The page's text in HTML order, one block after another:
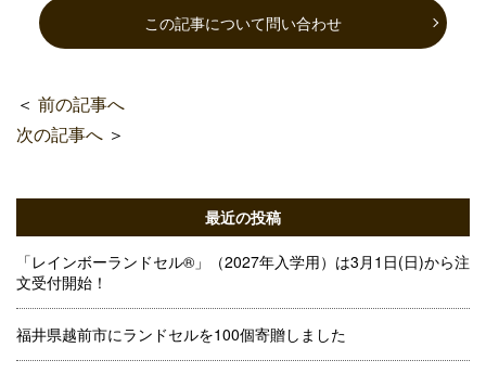
この記事について問い合わせ
＜ 前の記事へ
次の記事へ ＞
最近の投稿
「レインボーランドセル®」（2027年入学用）は3月1日(日)から注
文受付開始！
福井県越前市にランドセルを100個寄贈しました